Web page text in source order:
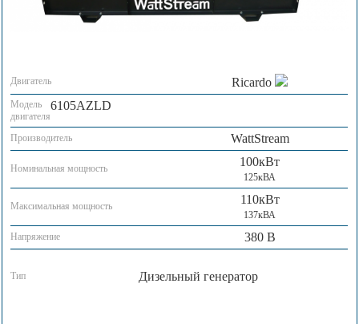
Двигатель Ricardo
Модель
двигателя
6105AZLD
Производитель WattStream
Номинальная мощность 100кВт
125кВА
Максимальная мощность 110кВт
137кВА
Напряжение
380 В
Тип Дизельный генератор